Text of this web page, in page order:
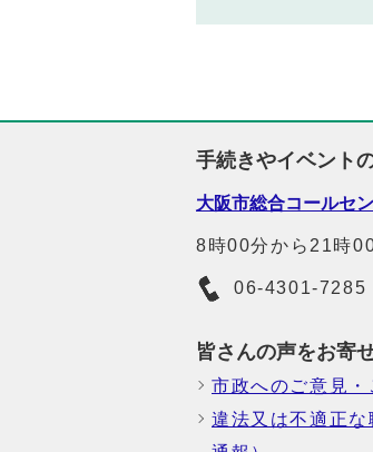
手続きやイベント
大阪市総合コールセ
8時00分から21時
06-4301-7285
皆さんの声をお寄
市政へのご意見・
違法又は不適正